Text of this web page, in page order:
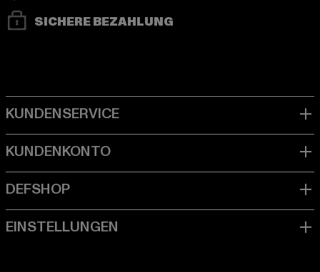
SICHERE BEZAHLUNG